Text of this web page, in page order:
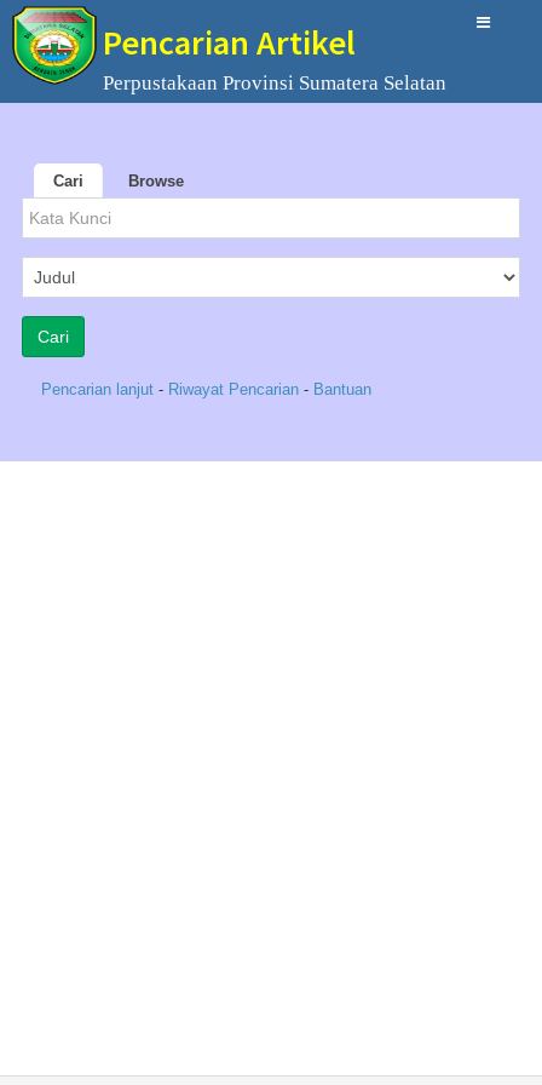
Pencarian Artikel
Perpustakaan Provinsi Sumatera Selatan
Cari Browse
Pencarian lanjut - Riwayat Pencarian - Bantuan